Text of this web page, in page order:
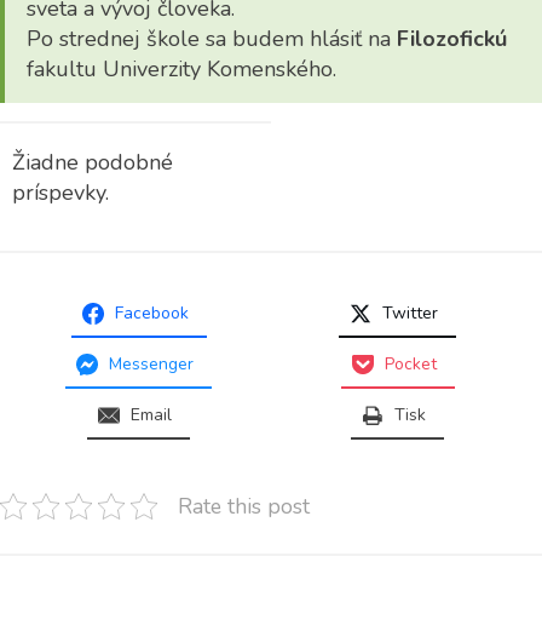
sveta a vývoj človeka.
Po strednej škole sa budem hlásiť na Filozofickú
fakultu Univerzity Komenského.
Žiadne podobné
príspevky.
Facebook Twitter
Messenger Pocket
Email Tisk
Rate this post